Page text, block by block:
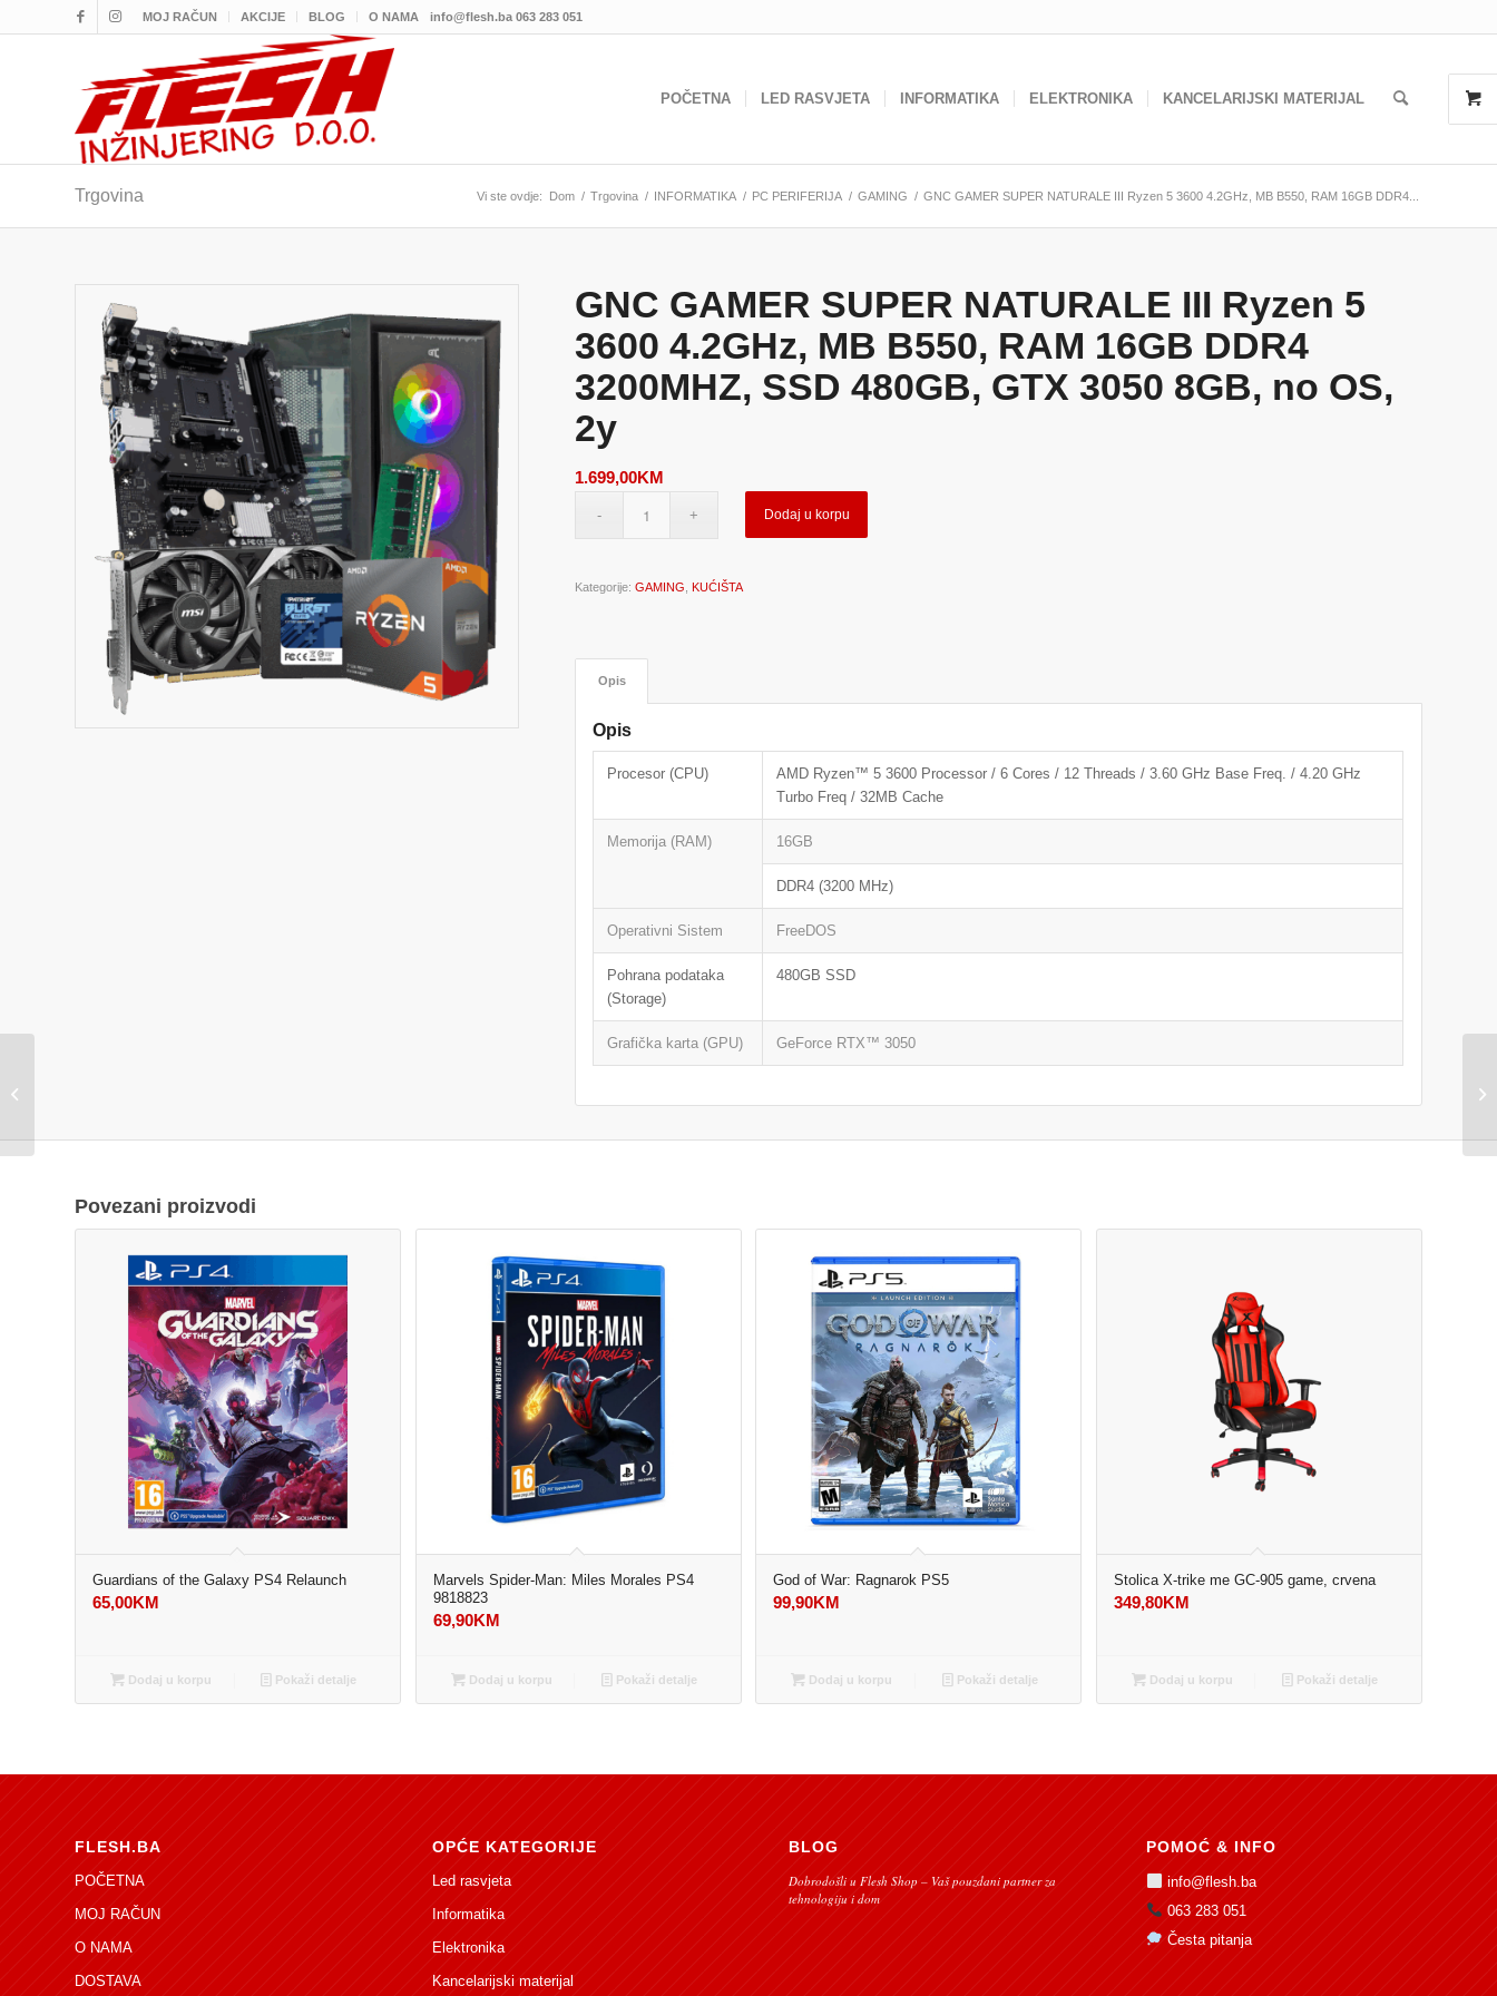
MOJ RAČUN AKCIJE BLOG O NAMA info@flesh.ba 063 283 051
POČETNA LED RASVJETA INFORMATIKA ELEKTRONIKA KANCELARIJSKI MATERIJAL
Trgovina Vi ste ovdje: Dom / Trgovina / INFORMATIKA / PC PERIFERIJA / GAMING / GNC GAMER SUPER NATURALE III Ryzen 5 3600 4.2GHz, MB B550, RAM 16GB DDR4...
GNC GAMER SUPER NATURALE III Ryzen 5
3600 4.2GHz, MB B550, RAM 16GB DDR4
3200MHZ, SSD 480GB, GTX 3050 8GB, no OS,
2y
1.699,00KM
Dodaj u korpu
Kategorije:GAMING ,KUĆIŠTA
Opis
Opis
Procesor (CPU)
AMD Ryzen™ 5 3600 Processor / 6 Cores / 12 Threads / 3.60 GHz Base Freq. / 4.20 GHz
Turbo Freq / 32MB Cache
Memorija (RAM) 16GB
DDR4 (3200 MHz)
Operativni Sistem FreeDOS
Pohrana podataka
(Storage)
480GB SSD
Grafička karta (GPU) GeForce RTX™ 3050
Povezani proizvodi
Guardians of the Galaxy PS4 Relaunch
65,00KM
Dodaj u korpu Pokaži detalje
Marvels Spider-Man: Miles Morales PS4
9818823
69,90KM
Dodaj u korpu Pokaži detalje
God of War: Ragnarok PS5
99,90KM
Dodaj u korpu Pokaži detalje
Stolica X-trike me GC-905 game, crvena
349,80KM
Dodaj u korpu Pokaži detalje
FLESH.BA
POČETNA
MOJ RAČUN
O NAMA
DOSTAVA
OPĆE KATEGORIJE
Led rasvjeta
Informatika
Elektronika
Kancelarijski materijal
BLOG
Dobrodošli u Flesh Shop – Vaš pouzdani partner za
tehnologiju i dom
POMOĆ & INFO
info@flesh.ba
063 283 051
Česta pitanja